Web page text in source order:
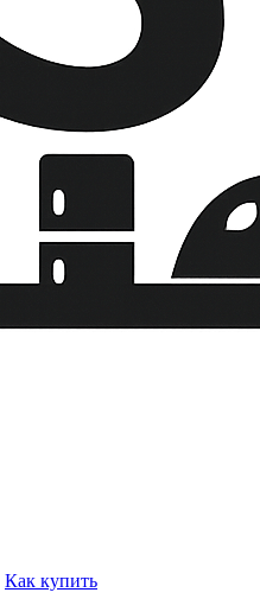
Как купить